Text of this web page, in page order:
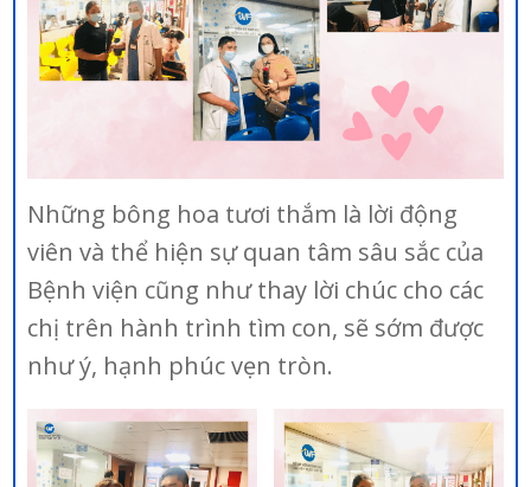
Những bông hoa tươi thắm là lời động
viên và thể hiện sự quan tâm sâu sắc của
Bệnh viện cũng như thay lời chúc cho các
chị trên hành trình tìm con, sẽ sớm được
như ý, hạnh phúc vẹn tròn.